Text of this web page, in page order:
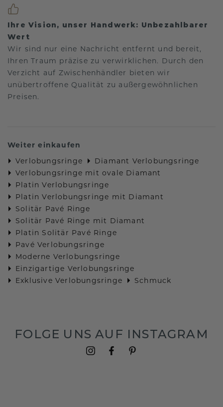
Ihre Vision, unser Handwerk: Unbezahlbarer
Wert
Wir sind nur eine Nachricht entfernt und bereit,
Ihren Traum präzise zu verwirklichen. Durch den
Verzicht auf Zwischenhändler bieten wir
unübertroffene Qualität zu außergewöhnlichen
Preisen.
Weiter einkaufen
Verlobungsringe
Diamant Verlobungsringe
Verlobungsringe mit ovale Diamant
Platin Verlobungsringe
Platin Verlobungsringe mit Diamant
Solitär Pavé Ringe
Solitär Pavé Ringe mit Diamant
Platin Solitär Pavé Ringe
Pavé Verlobungsringe
Moderne Verlobungsringe
Einzigartige Verlobungsringe
Exklusive Verlobungsringe
Schmuck
FOLGE UNS AUF INSTAGRAM